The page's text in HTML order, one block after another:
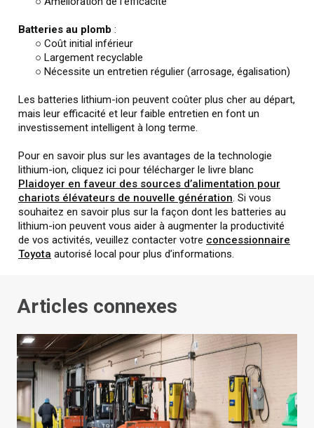
Batteries au plomb :
○ Coût initial inférieur
○ Largement recyclable
○ Nécessite un entretien régulier (arrosage, égalisation)
Les batteries lithium-ion peuvent coûter plus cher au départ,
mais leur efficacité et leur faible entretien en font un
investissement intelligent à long terme.
Pour en savoir plus sur les avantages de la technologie
lithium-ion, cliquez ici pour télécharger le livre blanc
Plaidoyer en faveur des sources d’alimentation pour
chariots élévateurs de nouvelle génération. Si vous
souhaitez en savoir plus sur la façon dont les batteries au
lithium-ion peuvent vous aider à augmenter la productivité
de vos activités, veuillez contacter votre concessionnaire
Toyota autorisé local pour plus d’informations.
Articles connexes